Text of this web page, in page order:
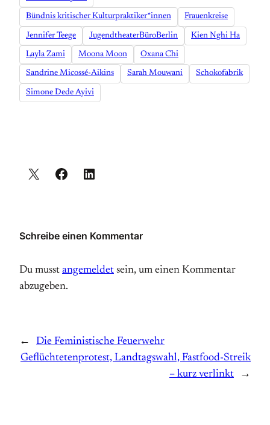
Bündnis kritischer Kulturpraktiker*innen Frauenkreise
Jennifer Teege JugendtheaterBüroBerlin Kien Nghi Ha
Layla Zami Moona Moon Oxana Chi
Sandrine Micossé-Aikins Sarah Mouwani Schokofabrik
Simone Dede Ayivi
Schreibe einen Kommentar
Du musst angemeldet sein, um einen Kommentar
abzugeben.
←
Die Feministische Feuerwehr
Geflüchtetenprotest, Landtagswahl, Fastfood-Streik
– kurz verlinkt
→